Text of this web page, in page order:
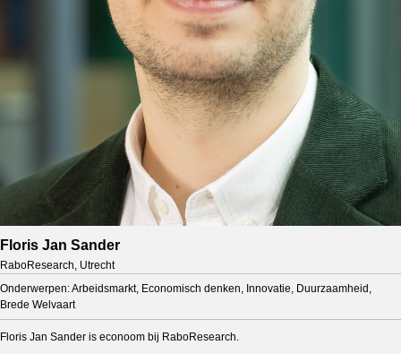
Floris Jan Sander
RaboResearch, Utrecht
Onderwerpen: Arbeidsmarkt, Economisch denken, Innovatie, Duurzaamheid,
Brede Welvaart
Floris Jan Sander is econoom bij RaboResearch.